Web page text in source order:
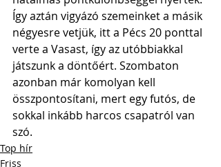
Így aztán vigyázó szemeinket a másik
négyesre vetjük, itt a Pécs 20 ponttal
verte a Vasast, így az utóbbiakkal
játszunk a döntőért. Szombaton
azonban már komolyan kell
összpontosítani, mert egy futós, de
sokkal inkább harcos csapatról van
szó.
Top hír
Friss